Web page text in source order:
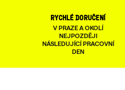
rychlé doručení
V PRAZE A OKOLÍ
NEJPOZDĚJI
NÁSLEDUJÍCÍ PRACOVNÍ
DEN